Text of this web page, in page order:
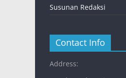
Susunan Redaksi
Contact Info
Address: